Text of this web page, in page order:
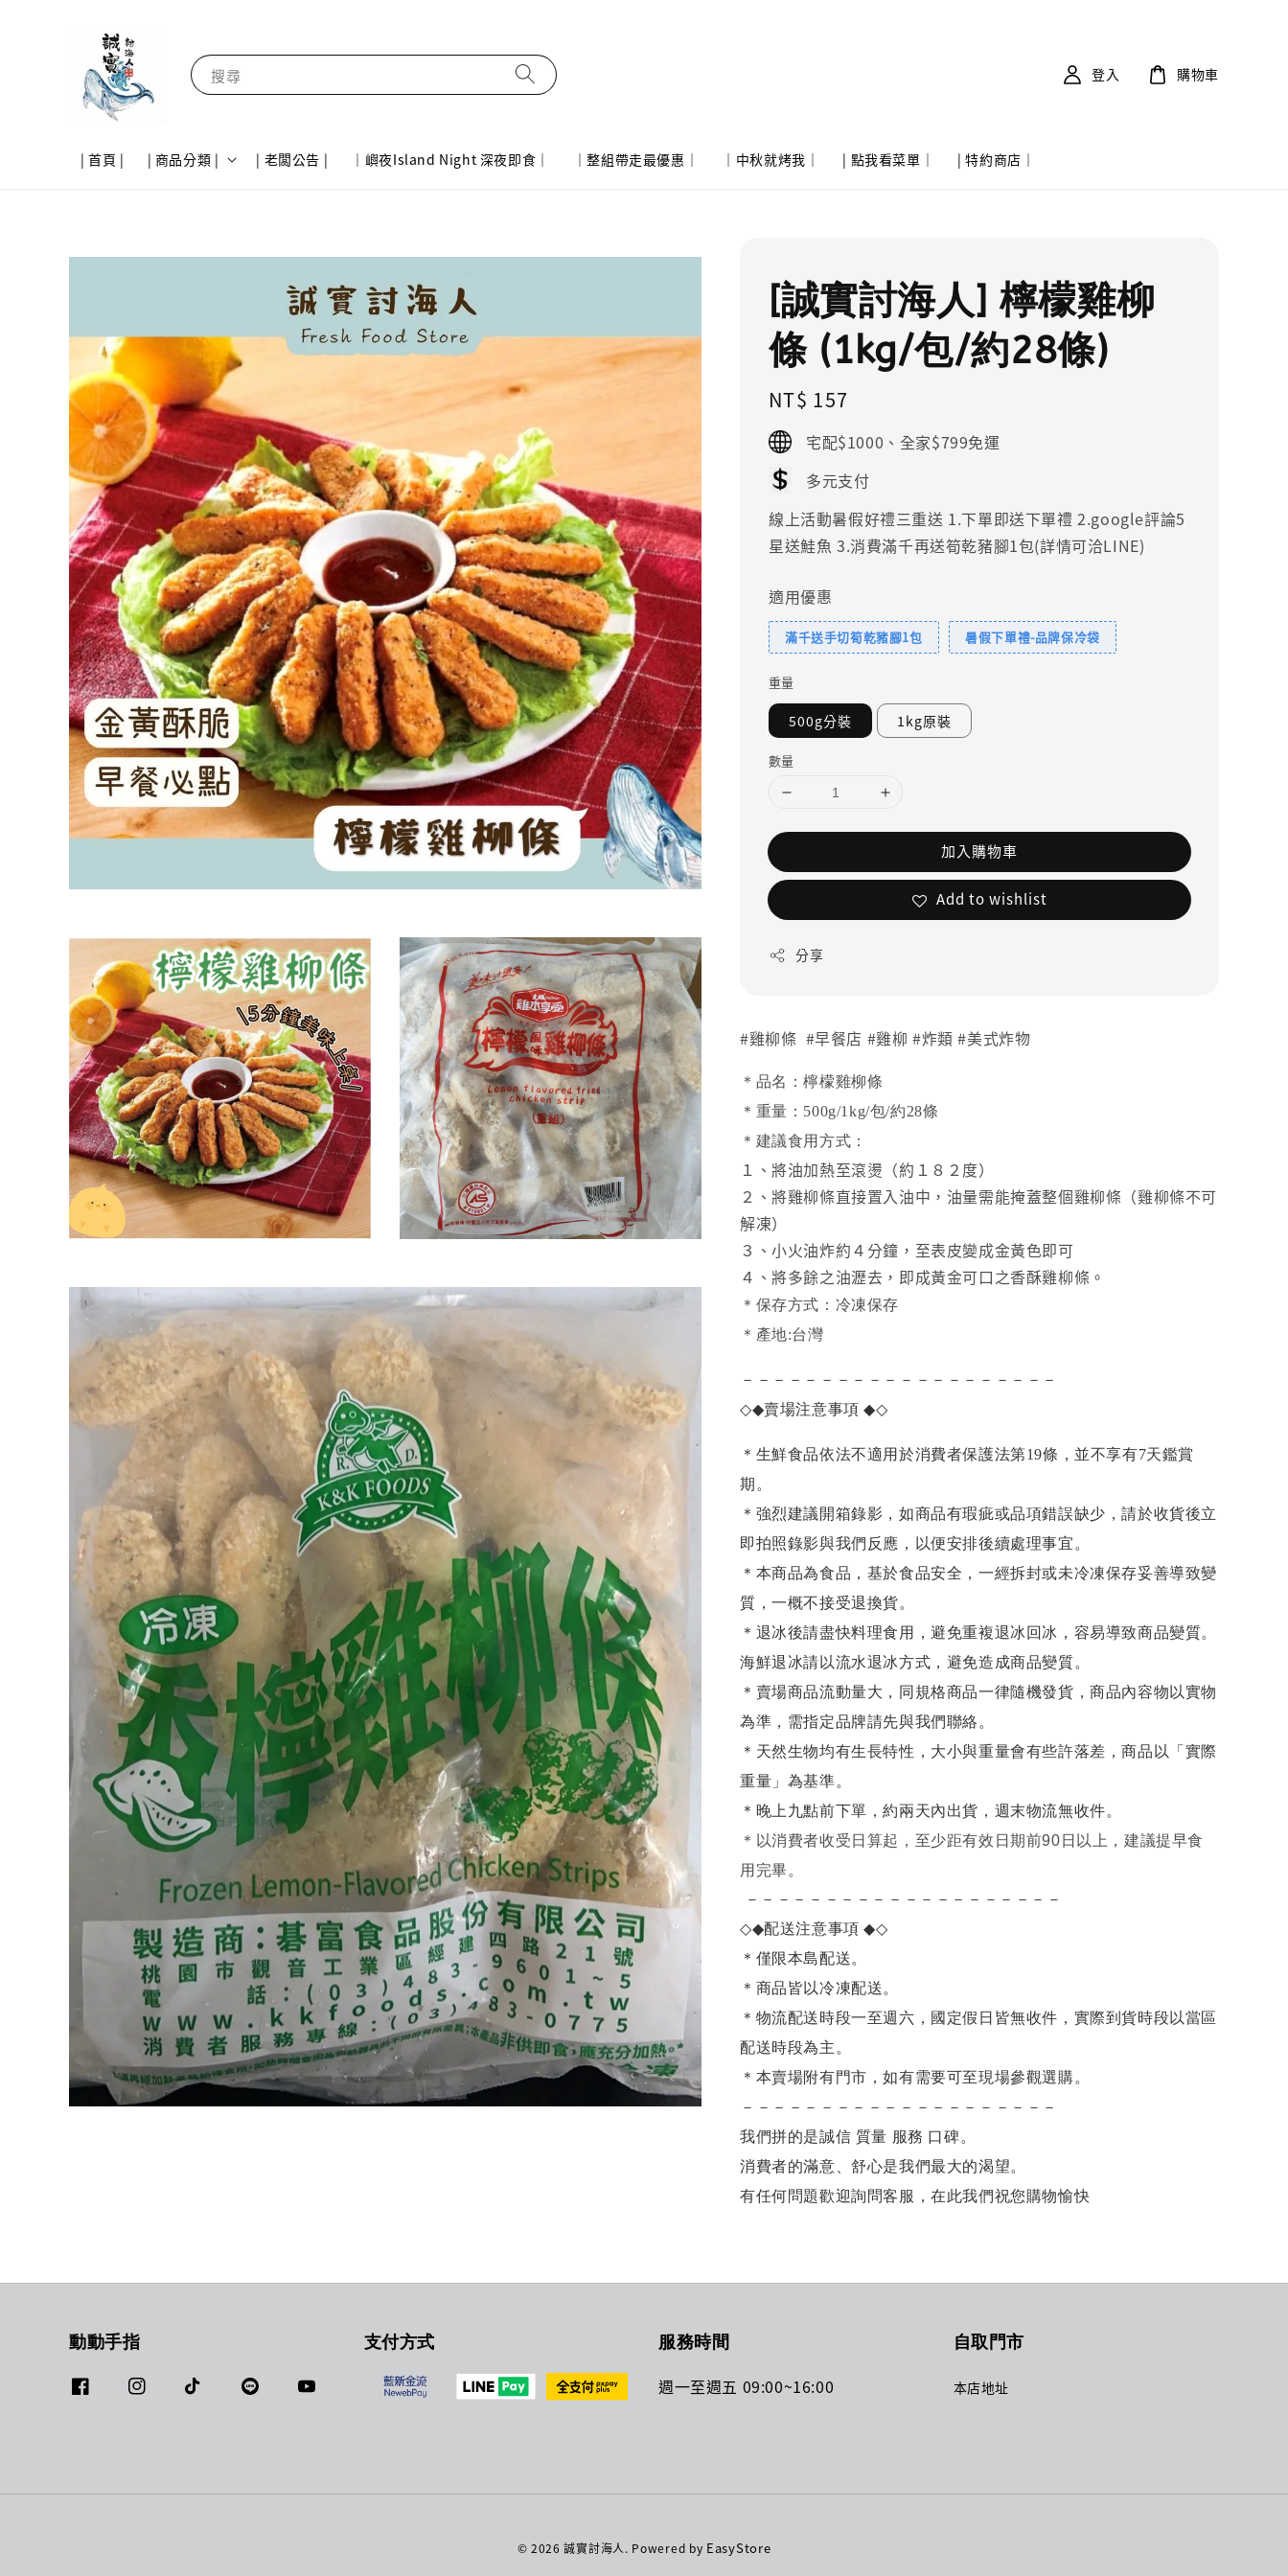
搜尋
| 首頁 | | 商品分類 | | 老闆公告 | ｜嶼夜Island Night 深夜即食｜ ｜整組帶走最優惠｜ ｜中秋就烤我｜ | 點我看菜單｜ | 特約商店｜
登入 購物車
[誠實討海人] 檸檬雞柳
條 (1kg/包/約28條)
Regular
price
NT$ 157
宅配$1000、全家$799免運
多元支付
線上活動暑假好禮三重送 1.下單即送下單禮 2.google評論5
星送鮭魚 3.消費滿千再送筍乾豬腳1包(詳情可洽LINE)
適用優惠
滿千送手切筍乾豬腳1包 暑假下單禮-品牌保冷袋
重量
500g分裝 1kg原裝
數量
加入購物車
Add to wishlist
分享
#雞柳條 #早餐店 #雞柳 #炸類 #美式炸物
＊品名：檸檬雞柳條
＊重量：500g/1kg/包/約28條
＊建議食用方式：
１、將油加熱至滾燙（約１８２度）
２、將雞柳條直接置入油中，油量需能掩蓋整個雞柳條（雞柳條不可
解凍）
３、小火油炸約４分鐘，至表皮變成金黃色即可
４、將多餘之油瀝去，即成黃金可口之香酥雞柳條。
＊保存方式：冷凍保存
＊產地:台灣
－－－－－－－－－－－－－－－－－－－－
◇◆賣場注意事項◆◇
＊生鮮食品依法不適用於消費者保護法第19條，並不享有7天鑑賞
期。
＊強烈建議開箱錄影，如商品有瑕疵或品項錯誤缺少，請於收貨後立
即拍照錄影與我們反應，以便安排後續處理事宜。
＊本商品為食品，基於食品安全，一經拆封或未冷凍保存妥善導致變
質，一概不接受退換貨。
＊退冰後請盡快料理食用，避免重複退冰回冰，容易導致商品變質。
海鮮退冰請以流水退冰方式，避免造成商品變質。
＊賣場商品流動量大，同規格商品一律隨機發貨，商品內容物以實物
為準，需指定品牌請先與我們聯絡。
＊天然生物均有生長特性，大小與重量會有些許落差，商品以「實際
重量」為基準。
＊晚上九點前下單，約兩天內出貨，週末物流無收件。
＊ 以消費者收受日算起，至少距有效日期前90日以上，建議提早食
用完畢。
－－－－－－－－－－－－－－－－－－－－
◇◆配送注意事項◆◇
＊僅限本島配送。
＊商品皆以冷凍配送。
＊物流配送時段一至週六，國定假日皆無收件，實際到貨時段以當區
配送時段為主。
＊本賣場附有門市，如有需要可至現場參觀選購。
－－－－－－－－－－－－－－－－－－－－
我們拼的是誠信 質量 服務 口碑。
消費者的滿意、舒心是我們最大的渴望。
有任何問題歡迎詢問客服，在此我們祝您購物愉快
動動手指 支付方式 服務時間
週一至週五 09:00~16:00
自取門市
本店地址
© 2026 誠實討海人. Powered by EasyStore